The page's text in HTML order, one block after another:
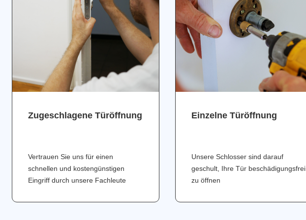
Zugeschlagene Türöffnung
Vertrauen Sie uns für einen
schnellen und kostengünstigen
Eingriff durch unsere Fachleute
Einzelne Türöffnung
Unsere Schlosser sind darauf
geschult, Ihre Tür beschädigungsfrei
zu öffnen